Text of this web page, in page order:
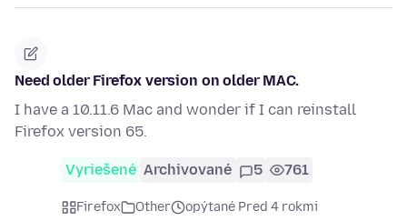
Need older Firefox version on older MAC.
I have a 10.11.6 Mac and wonder if I can reinstall
Firefox version 65.
Vyriešené Archivované 5 761
Firefox Other
opýtané Pred 4 rokmi